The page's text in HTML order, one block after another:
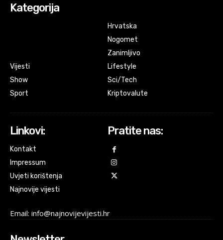
Kategorija
Vijesti
Show
Sport
Hrvatska
Nogomet
Zanimljivo
Lifestyle
Sci/Tech
Kriptovalute
Linkovi:
Kontakt
Impressum
Uvjeti korištenja
Najnovije vijesti
Pratite nas:
Email: info@najnovijevijesti.hr